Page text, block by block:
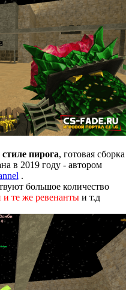
стиле пирога, готовая сборка
в 2019 году - автором
.
большое количество
и те же ревенантыи т.д